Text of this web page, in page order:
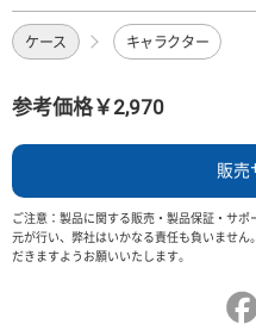
ケース キャラクター
参考価格￥2,970
販売
ご注意：製品に関する販売・製品保証・サ
元が行い、弊社はいかなる責任も負いませ
だきますようお願いいたします。